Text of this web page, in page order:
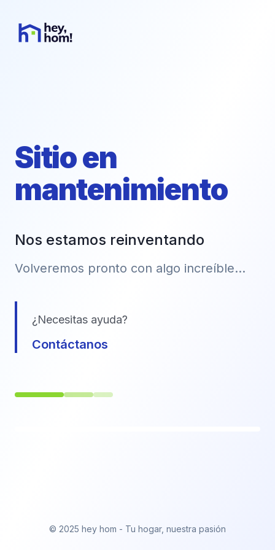
Sitio en
mantenimiento
Nos estamos reinventando
Volveremos pronto con algo increíble...
¿Necesitas ayuda?
Contáctanos
© 2025 hey hom - Tu hogar, nuestra pasión